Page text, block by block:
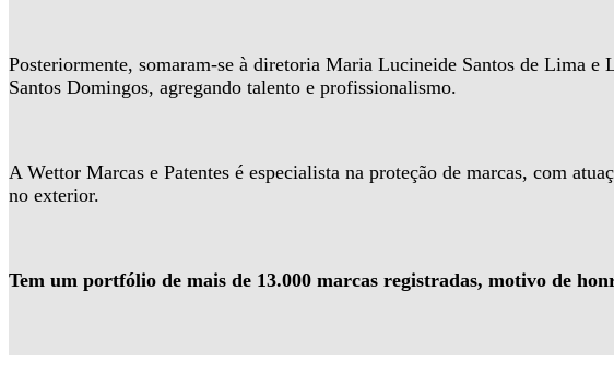
Posteriormente, somaram-se à diretoria Maria Lucineide Santos de Lima e
Santos Domingos, agregando talento e profissionalismo.
A Wettor Marcas e Patentes é especialista na proteção de marcas, com
no exterior.
Tem um portfólio de mais de 13.000 marcas registradas, motivo de